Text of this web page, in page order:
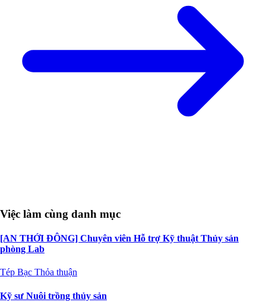
Việc làm cùng danh mục
[AN THỚI ĐÔNG] Chuyên viên Hỗ trợ Kỹ thuật Thủy sản
phòng Lab
Tép Bạc Thỏa thuận
Kỹ sư Nuôi trồng thủy sản